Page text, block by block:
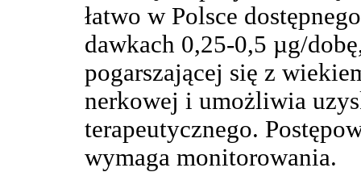
łatwo w Polsce
dawkach 0,25-0,5 µg/
pogarszającej się z
nerkowej i umożliwia
terapeutycznego.
wymaga monitorowania.